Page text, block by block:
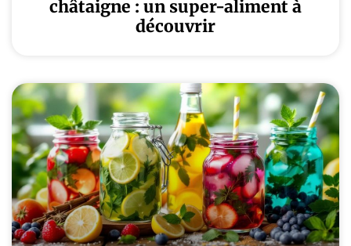
châtaigne : un super-aliment à
découvrir